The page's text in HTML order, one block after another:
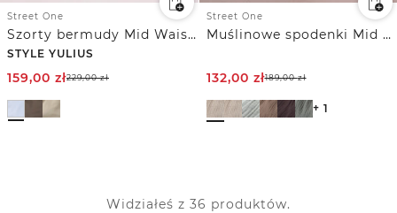
Street One
Szorty bermudy Mid Waist o satynowym wyglądzie
STYLE YULIUS
159,00 zł229,00zł
Street One
Muślinowe spodenki Mid Waist
132,00 zł189,00zł
+ 1
Widziałeś z 36 produktów.